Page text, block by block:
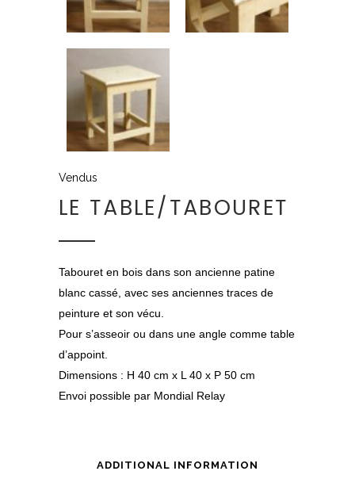
Vendus
LE TABLE/TABOURET
Tabouret en bois dans son ancienne patine
blanc cassé, avec ses anciennes traces de
peinture et son vécu.
Pour s’asseoir ou dans une angle comme table
d’appoint.
Dimensions : H 40 cm x L 40 x P 50 cm
Envoi possible par Mondial Relay
ADDITIONAL INFORMATION